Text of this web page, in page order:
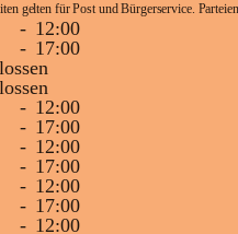
gelten für Post und Bürgerservice.
- 12:00
- 17:00
- 12:00
- 17:00
- 12:00
- 17:00
- 12:00
- 17:00
- 12:00